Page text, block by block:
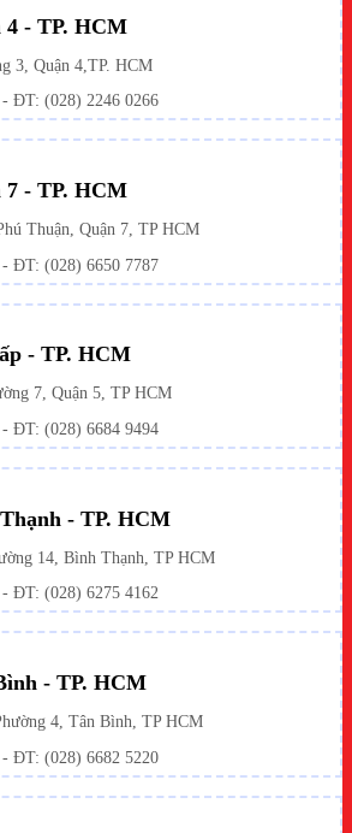
4 - TP. HCM
3, Quận 4,TP. HCM
- ĐT: (028) 2246 0266
7 - TP. HCM
Thuận, Quận 7, TP HCM
- ĐT: (028) 6650 7787
- TP. HCM
7, Quận 5, TP HCM
- ĐT: (028) 6684 9494
- TP. HCM
14, Bình Thạnh, TP HCM
- ĐT: (028) 6275 4162
- TP. HCM
4, Tân Bình, TP HCM
- ĐT: (028) 6682 5220